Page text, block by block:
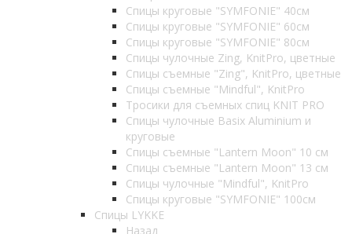
Спицы круговые "SYMFONIE" 40см
Спицы круговые "SYMFONIE" 60см
Спицы круговые "SYMFONIE" 80см
Спицы чулочные Zing, KnitPro, цветные
Спицы съемные "Zing", KnitPro, цветные
Спицы съемные "Mindful", KnitPro
Тросики для съемных спиц KNIT PRO
Спицы чулочные Basix Aluminium и
круговые
Спицы съемные "Lantern Moon" 10 см
Спицы съемные "Lantern Moon" 13 см
Спицы чулочные "Mindful", KnitPro
Спицы круговые "SYMFONIE" 100см
Спицы LYKKE
Назад